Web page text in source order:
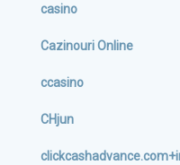
casino
Cazinouri Online
ccasino
CHjun